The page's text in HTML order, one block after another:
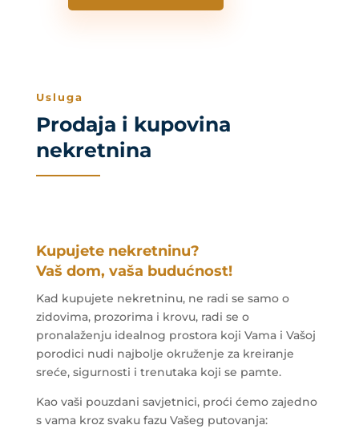
Usluga
Prodaja i kupovina
nekretnina
Kupujete nekretninu?
Vaš dom, vaša budućnost!
Kad kupujete nekretninu, ne radi se samo o
zidovima, prozorima i krovu, radi se o
pronalaženju idealnog prostora koji Vama i Vašoj
porodici nudi najbolje okruženje za kreiranje
sreće, sigurnosti i trenutaka koji se pamte.
Kao vaši pouzdani savjetnici, proći ćemo zajedno
s vama kroz svaku fazu Vašeg putovanja: